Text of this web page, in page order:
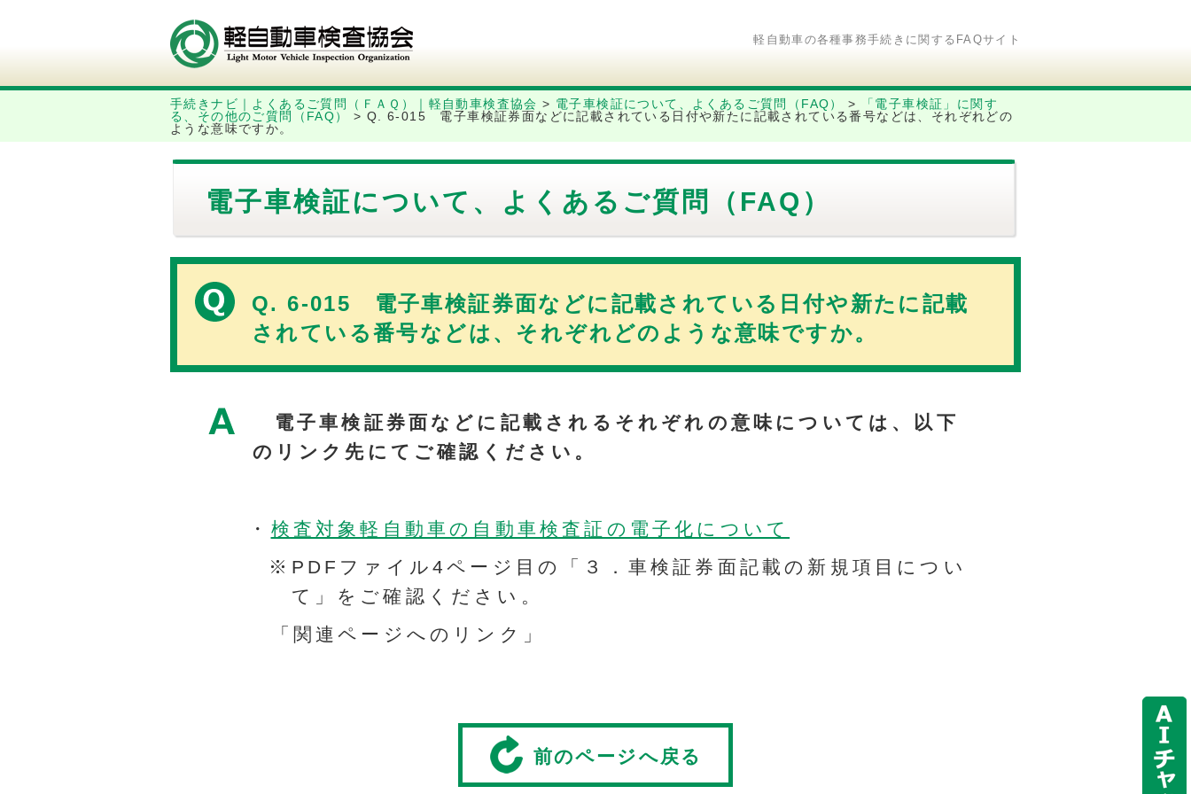
軽自動車の各種事務手続きに関するFAQサイト
手続きナビ｜よくあるご質問（ＦＡＱ）｜軽自動車検査協会 > 電子車検証について、よくあるご質問（FAQ） >
「電子車検証」に関す
る、その他のご質問（FAQ）
> Q. 6-015 電子車検証券面などに記載されている日付や新たに記載されている番号などは、それぞれどの
ような意味ですか。
電子車検証について、よくあるご質問（FAQ）
Q. 6-015 電子車検証券面などに記載されている日付や新たに記載
されている番号などは、それぞれどのような意味ですか。
電子車検証券面などに記載されるそれぞれの意味については、以下
のリンク先にてご確認ください。
・ 検査対象軽自動車の自動車検査証の電子化について
※PDFファイル4ページ目の「３．車検証券面記載の新規項目につい
て」をご確認ください。
「関連ページへのリンク」
前のページへ戻る